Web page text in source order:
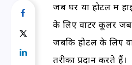
जब घर या होटल में
के लिए वाटर कूलर
जबकि होटल के लिए
तरीका प्रदान करते हैं।